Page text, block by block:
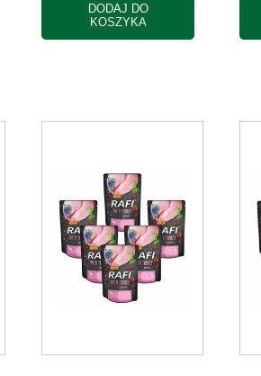
DODAJ DO
KOSZYKA